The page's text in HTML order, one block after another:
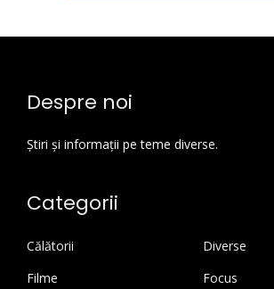
Despre noi
Știri și informații pe teme diverse.
Categorii
Călătorii
Diverse
Filme
Focus